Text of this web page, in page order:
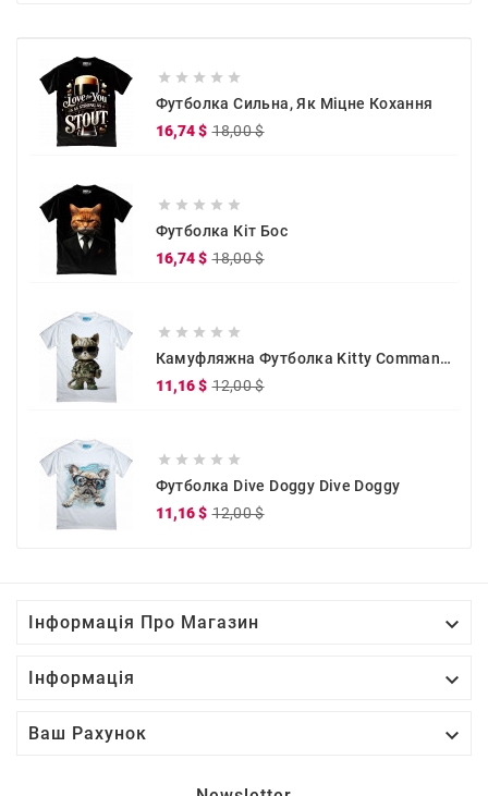
    
Футболка Сильна, Як Міцне Кохання
16,74 $ 18,00 $
    
Футболка Кіт Бос
16,74 $ 18,00 $
    
Камуфляжна Футболка Kitty Commander
11,16 $ 12,00 $
    
Футболка Dive Doggy Dive Doggy
11,16 $ 12,00 $
Інформація Про Магазин 
Інформація 
Ваш Рахунок 